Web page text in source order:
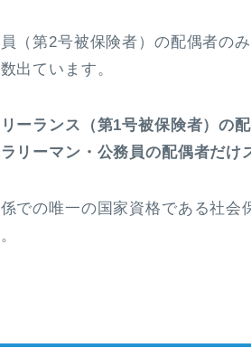
（第2号被保険者）の配偶者の
出ています。
ーランス（第1号被保険者）の
リーマン・公務員の配偶者だけ
での唯一の国家資格である社会